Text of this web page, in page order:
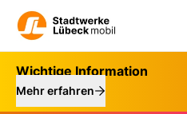
Wichtige Information
Mehr erfahren